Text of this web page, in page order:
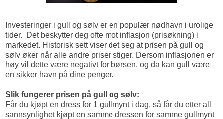
Investeringer i gull og sølv er en populær nødhavn i urolige
tider. Det beskytter deg ofte mot inflasjon (prisøkning) i
markedet. Historisk sett viser det seg at prisen på gull og
sølv øker når alle andre priser stiger. Dersom inflasjonen er
høy vil dette være negativt for børsen, og da kan gull være
en sikker havn på dine penger.
Slik fungerer prisen på gull og sølv:
Får du kjøpt en dress for 1 gullmynt i dag, så får du etter all
sannsynlighet kjøpt en samme dressen for samme gullmynt